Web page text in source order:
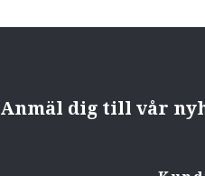
Anmäl dig till vår